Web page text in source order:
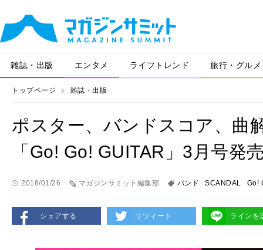
雑誌・出版 エンタメ ライフトレンド 旅行・グルメ
トップページ 雑誌・出版
ポスター、バンドスコア、曲
「Go! Go! GUITAR」3月号発
2018/01/26 マガジンサミット編集部 バンド SCANDAL Go!
シェアする リツィート ラインを